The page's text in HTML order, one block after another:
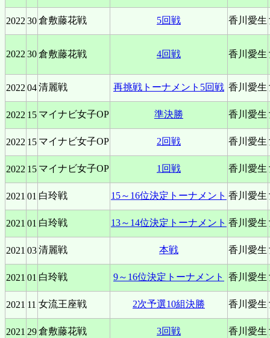
202230倉敷藤花戦 5回戦 香川愛生
202230倉敷藤花戦 4回戦 香川愛生
202204清麗戦 再挑戦トーナメント5回戦 香川愛生
2022 15 マイナビ女子OP 準決勝 香川愛生
2022 15 マイナビ女子OP 2回戦 香川愛生
2022 15 マイナビ女子OP 1回戦 香川愛生
2021 01 白玲戦 15～16位決定トーナメント 香川愛生
2021 01 白玲戦 13～14位決定トーナメント 香川愛生
2021 03清麗戦 本戦 香川愛生
2021 01 白玲戦 9～16位決定トーナメント 香川愛生
2021 11 女流王座戦 2次予選10組決勝 香川愛生
2021 29倉敷藤花戦 3回戦 香川愛生